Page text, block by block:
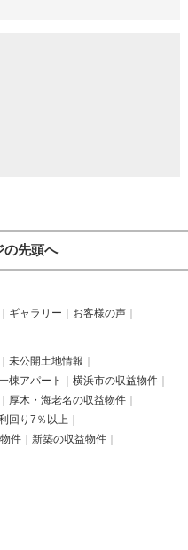
の先頭へ
ギャラリー
お客様の声
未公開土地情報
棟アパート
横浜市の収益物件
厚木・海老名の収益物件
回り7％以上
件
新築の収益物件